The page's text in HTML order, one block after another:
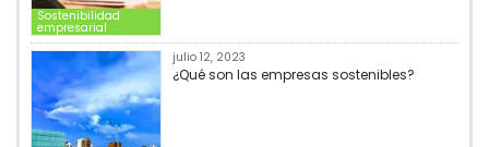
Sostenibilidad
empresarial
julio 12, 2023
¿Qué son las empresas sostenibles?